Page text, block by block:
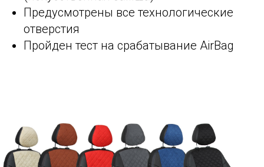
Предусмотрены все технологические
отверстия
Пройден тест на срабатывание AirBag